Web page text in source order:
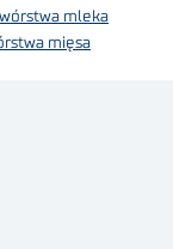
mleka
mięsa